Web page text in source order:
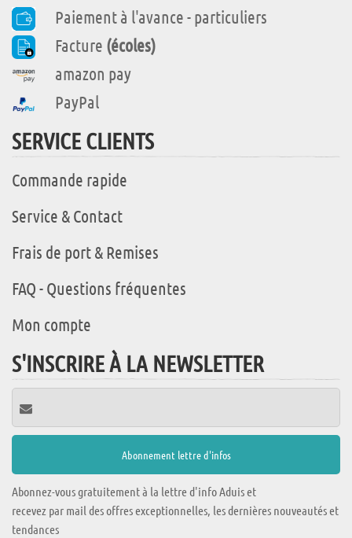
Paiement à l'avance - particuliers
Facture (écoles)
amazon pay
PayPal
SERVICE CLIENTS
Commande rapide
Service & Contact
Frais de port & Remises
FAQ - Questions fréquentes
Mon compte
S'INSCRIRE À LA NEWSLETTER
Abonnez-vous gratuitement à la lettre d'info Aduis et
recevez par mail des offres exceptionnelles, les dernières nouveautés et
tendances